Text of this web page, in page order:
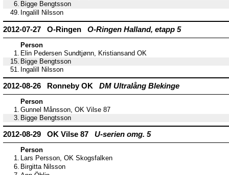
6. Bigge Bengtsson
49. Ingalill Nilsson
2012-07-27 O-Ringen O-Ringen Halland, etapp 5
Person
1. Elin Pedersen Sundtjønn, Kristiansand OK
15. Bigge Bengtsson
51. Ingalill Nilsson
2012-08-26 Ronneby OK DM Ultralång Blekinge
Person
1. Gunnel Månsson, OK Vilse 87
3. Bigge Bengtsson
2012-08-29 OK Vilse 87 U-serien omg. 5
Person
1. Lars Persson, OK Skogsfalken
6. Birgitta Nilsson